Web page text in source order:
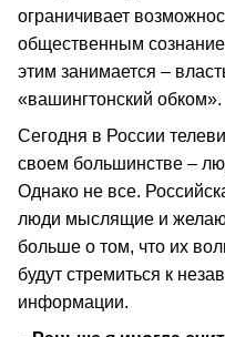
ограничивает
общественным
этим занимается –
«вашингтонский обком».
Сегодня в России
своем большинстве –
Однако не все.
люди мыслящие и
больше о том, что их
будут стремиться к
информации.